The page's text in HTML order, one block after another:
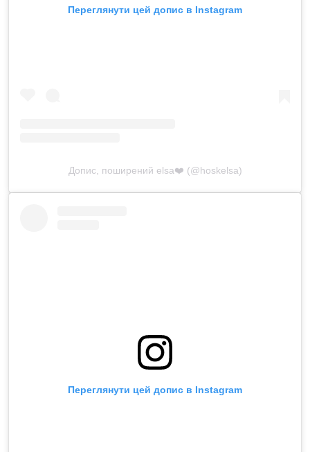
Переглянути цей допис в Instagram
Допис, поширений elsa❤️ (@hoskelsa)
Переглянути цей допис в Instagram